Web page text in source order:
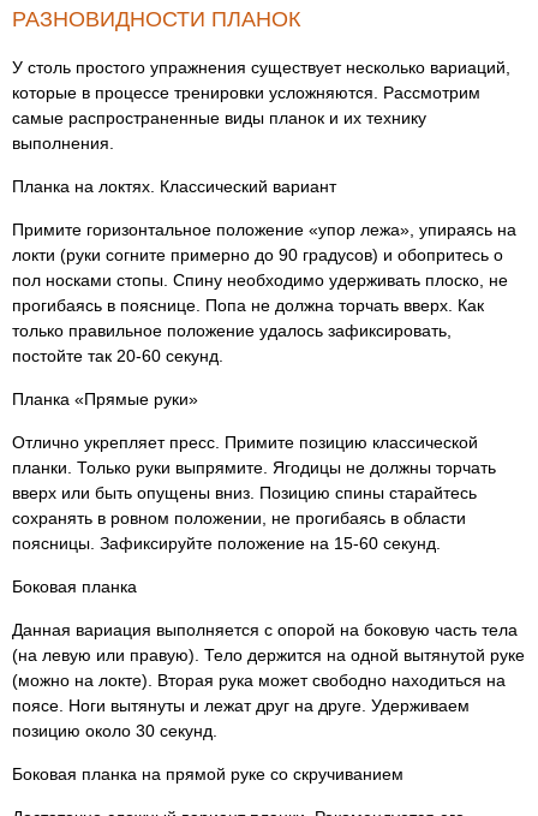
РАЗНОВИДНОСТИ ПЛАНОК
У столь простого упражнения существует несколько вариаций,
которые в процессе тренировки усложняются. Рассмотрим
самые распространенные виды планок и их технику
выполнения.
Планка на локтях. Классический вариант
Примите горизонтальное положение «упор лежа», упираясь на
локти (руки согните примерно до 90 градусов) и обопритесь о
пол носками стопы. Спину необходимо удерживать плоско, не
прогибаясь в пояснице. Попа не должна торчать вверх. Как
только правильное положение удалось зафиксировать,
постойте так 20-60 секунд.
Планка «Прямые руки»
Отлично укрепляет пресс. Примите позицию классической
планки. Только руки выпрямите. Ягодицы не должны торчать
вверх или быть опущены вниз. Позицию спины старайтесь
сохранять в ровном положении, не прогибаясь в области
поясницы. Зафиксируйте положение на 15-60 секунд.
Боковая планка
Данная вариация выполняется с опорой на боковую часть тела
(на левую или правую). Тело держится на одной вытянутой руке
(можно на локте). Вторая рука может свободно находиться на
поясе. Ноги вытянуты и лежат друг на друге. Удерживаем
позицию около 30 секунд.
Боковая планка на прямой руке со скручиванием